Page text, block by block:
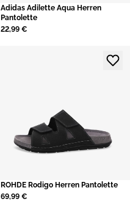
​Adidas Adilette Aqua Herren
Pantolette
22,99 €
ROHDE Rodigo Herren Pantolette
69,99 €